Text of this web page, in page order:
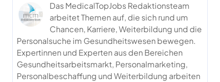
Das MedicalTopJobs Redaktionsteam
arbeitet Themen auf, die sich rund um
Chancen, Karriere, Weiterbildung und die
Personalsuche im Gesundheitswesen bewegen.
Expertinnen und Experten aus den Bereichen
Gesundheitsarbeitsmarkt, Personalmarketing,
Personalbeschaffung und Weiterbildung arbeiten